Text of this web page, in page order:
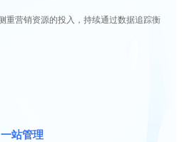
重营销资源的投入，持续通过数据追踪衡
一站管理